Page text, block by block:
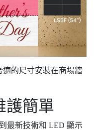
適的尺寸安裝在商場牆
護簡單
最新技術和 LED 顯示